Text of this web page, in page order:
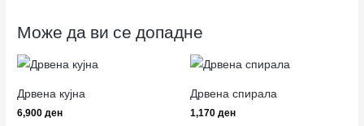
Може да ви се допадне
Дрвена кујна
6,900ден
Дрвена спирала
1,170 ден